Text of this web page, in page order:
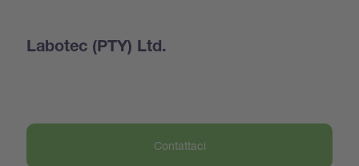
Labotec (PTY) Ltd.
Contattaci